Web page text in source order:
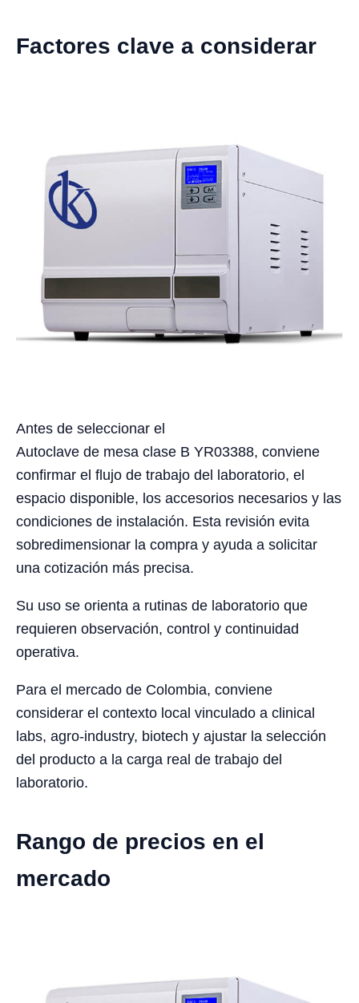
Factores clave a considerar
Antes de seleccionar el
Autoclave de mesa clase B YR03388, conviene
confirmar el flujo de trabajo del laboratorio, el
espacio disponible, los accesorios necesarios y las
condiciones de instalación. Esta revisión evita
sobredimensionar la compra y ayuda a solicitar
una cotización más precisa.
Su uso se orienta a rutinas de laboratorio que
requieren observación, control y continuidad
operativa.
Para el mercado de Colombia, conviene
considerar el contexto local vinculado a clinical
labs, agro-industry, biotech y ajustar la selección
del producto a la carga real de trabajo del
laboratorio.
Rango de precios en el
mercado